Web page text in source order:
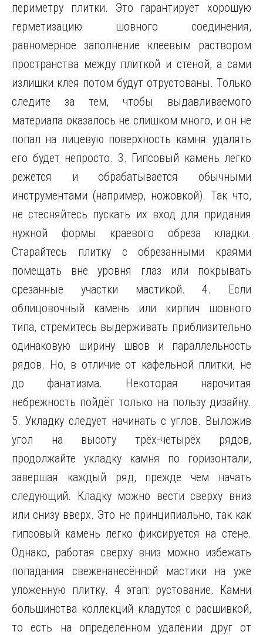
периметру плитки. Это гарантирует хорошую
герметизацию шовного соединения,
равномерное заполнение клеевым раствором
пространства между плиткой и стеной, а сами
излишки клея потом будут отрустованы. Только
следите за тем, чтобы выдавливаемого
материала оказалось не слишком много, и он не
попал на лицевую поверхность камня: удалять
его будет непросто. 3. Гипсовый камень легко
режется и обрабатывается обычными
инструментами (например, ножовкой). Так что,
не стесняйтесь пускать их вход для придания
нужной формы краевого обреза кладки.
Старайтесь плитку с обрезанными краями
помещать вне уровня глаз или покрывать
срезанные участки мастикой. 4. Если
облицовочный камень или кирпич шовного
типа, стремитесь выдерживать приблизительно
одинаковую ширину швов и параллельность
рядов. Но, в отличие от кафельной плитки, не
до фанатизма. Некоторая нарочитая
небрежность пойдёт только на пользу дизайну.
5. Укладку следует начинать с углов. Выложив
угол на высоту трёх-четырёх рядов,
продолжайте укладку камня по горизонтали,
завершая каждый ряд, прежде чем начать
следующий. Кладку можно вести сверху вниз
или снизу вверх. Это не принципиально, так как
гипсовый камень легко фиксируется на стене.
Однако, работая сверху вниз можно избежать
попадания свеженанесённой мастики на уже
уложенную плитку. 4 этап: рустование. Камни
большинства коллекций кладутся с расшивкой,
то есть на определённом удалении друг от